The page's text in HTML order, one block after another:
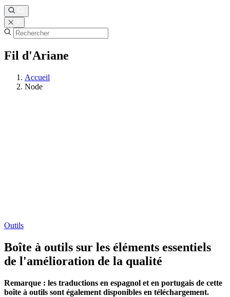
Fil d'Ariane
Accueil
Node
Outils
Boîte à outils sur les éléments essentiels
de l'amélioration de la qualité
Remarque : les traductions en espagnol et en portugais de cette
boîte à outils sont également disponibles en téléchargement.